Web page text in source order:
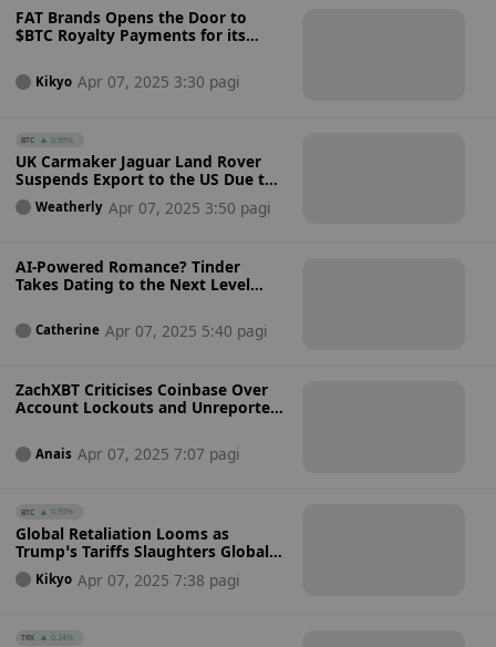
FAT Brands Opens the Door to
$BTC Royalty Payments for its
Johnny Rockets, Eyes Future
Payments in $ETH and $SOL
Kikyo Apr 07, 2025 3:30 pagi
BTC 0.95%
UK Carmaker Jaguar Land Rover
Suspends Export to the US Due to
Trump’s 25% Car Import Tariff
Weatherly Apr 07, 2025 3:50 pagi
AI-Powered Romance? Tinder
Takes Dating to the Next Level
That Helps You Flirt Smarter
Catherine Apr 07, 2025 5:40 pagi
ZachXBT Criticises Coinbase Over
Account Lockouts and Unreported
Negligence?
Anais Apr 07, 2025 7:07 pagi
BTC 0.95%
Global Retaliation Looms as
Trump’s Tariffs Slaughters Global
Stock and Crypto Markets: Could
His Presidency Be the Death of
Kikyo Apr 07, 2025 7:38 pagi
TRX 0.14%